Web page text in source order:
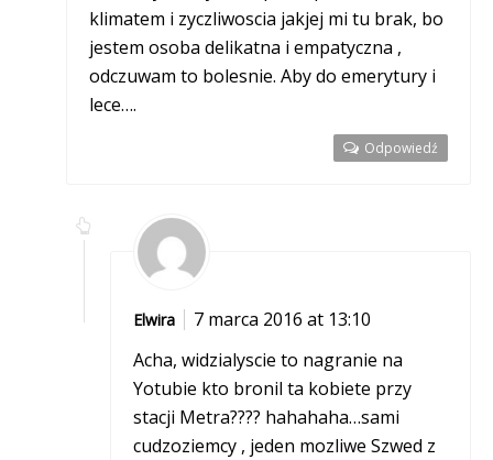
klimatem i zyczliwoscia jakjej mi tu brak, bo
jestem osoba delikatna i empatyczna ,
odczuwam to bolesnie. Aby do emerytury i
lece….
Odpowiedź
Elwira
7 marca 2016 at 13:10
Acha, widzialyscie to nagranie na
Yotubie kto bronil ta kobiete przy
stacji Metra???? hahahaha…sami
cudzoziemcy , jeden mozliwe Szwed z